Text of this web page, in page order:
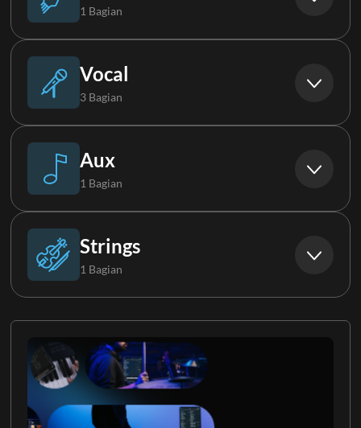
1 Bagian
Akustik Gitar
Vocal
3 Bagian
Backing Vocals 1
Backing Vocals 2
Aux
1 Bagian
Mandolin
Strings
1 Bagian